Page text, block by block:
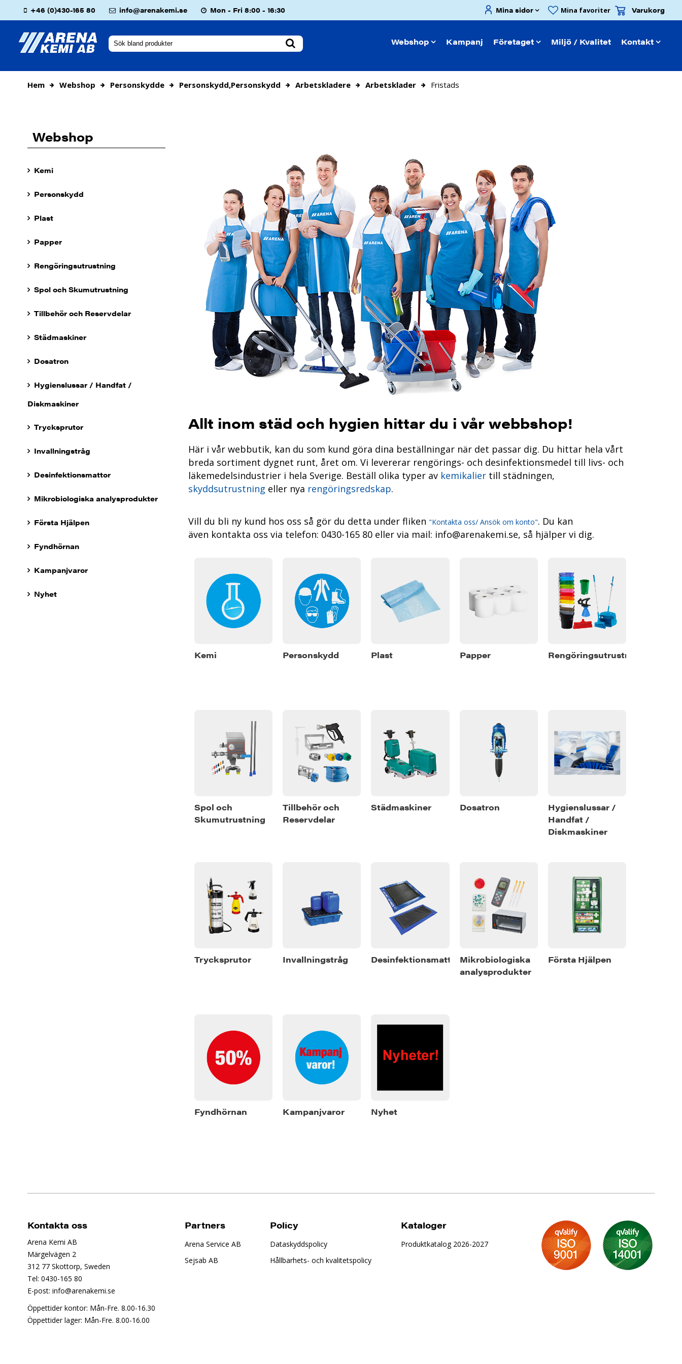
+46 (0)430-165 80 info@arenakemi.se Mon - Fri 8:00 - 16:30 Mina sidor Mina favoriter Varukorg
Webshop Kampanj Företaget Miljö / Kvalitet Kontakt
Hem Webshop Personskydde Personskydd,personskydd Arbetskladere Arbetsklader Fristads
Webshop
Kemi
Personskydd
Plast
Papper
Rengöringsutrustning
Spol och Skumutrustning
Tillbehör och Reservdelar
Städmaskiner
Dosatron
Hygienslussar / Handfat /
Diskmaskiner
Trycksprutor
Invallningstråg
Desinfektionsmattor
Mikrobiologiska analysprodukter
Första Hjälpen
Fyndhörnan
Kampanjvaror
Nyhet
Allt inom städ och hygien hittar du i vår webbshop!
Här i vår webbutik, kan du som kund göra dina beställningar när det passar dig. Du hittar hela vårt
breda sortiment dygnet runt, året om. Vi levererar rengörings- och desinfektionsmedel till livs- och
läkemedelsindustrier i hela Sverige. Beställ olika typer av kemikaliertill städningen,
skyddsutrustning eller nya rengöringsredskap.
Vill du bli ny kund hos oss så gör du detta under fliken "Kontakta oss/ Ansök om konto". Du kan
även kontakta oss via telefon: 0430-165 80 eller via mail: info@arenakemi.se, så hjälper vi dig.
Kemi Personskydd Plast Papper Rengöringsutrustning
Spol och
Skumutrustning
Tillbehör och
Reservdelar
Städmaskiner Dosatron
Hygienslussar /
Handfat /
Diskmaskiner
Trycksprutor Invallningstråg DesinfektionsmattorMikrobiologiska
analysprodukter
Första Hjälpen
Fyndhörnan Kampanjvaror Nyhet
Kontakta oss
Arena Kemi AB
Märgelvägen 2
312 77 Skottorp, Sweden
Tel: 0430-165 80
E-post: info@arenakemi.se
Öppettider kontor: Mån-Fre. 8.00-16.30
Öppettider lager: Mån-Fre. 8.00-16.00
Partners
Arena Service AB
Sejsab AB
Policy
Dataskyddspolicy
Hållbarhets- och kvalitetspolicy
Kataloger
Produktkatalog 2026-2027